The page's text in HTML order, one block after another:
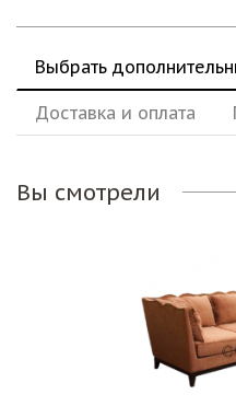
Выбрать
Доставка и оплата
Вы смотрели